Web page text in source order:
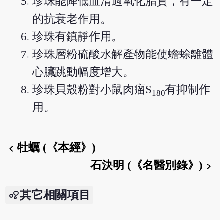
的抗衰老作用。
珍珠有鎮靜作用。
珍珠層粉硫酸水解產物能使蟾蜍離體
心臟跳動幅度增大。
珍珠貝殼粉對小鼠肉瘤S180有抑制作
用。
chevron_left牡蠣 (《本經》)
石決明 (《名醫別錄》) chevron_right
其它相關項目